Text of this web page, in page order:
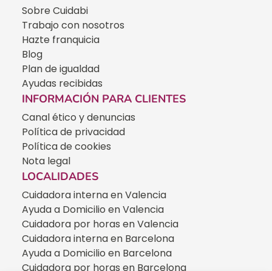
Sobre Cuidabi
Trabajo con nosotros
Hazte franquicia
Blog
Plan de igualdad
Ayudas recibidas
INFORMACIÓN PARA CLIENTES
Canal ético y denuncias
Política de privacidad
Política de cookies
Nota legal
LOCALIDADES
Cuidadora interna en Valencia
Ayuda a Domicilio en Valencia
Cuidadora por horas en Valencia
Cuidadora interna en Barcelona
Ayuda a Domicilio en Barcelona
Cuidadora por horas en Barcelona